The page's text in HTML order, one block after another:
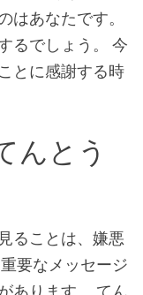
はあなたです。
るでしょう。 今
とに感謝する時
んとう
ることは、嫌悪
要なメッセージ